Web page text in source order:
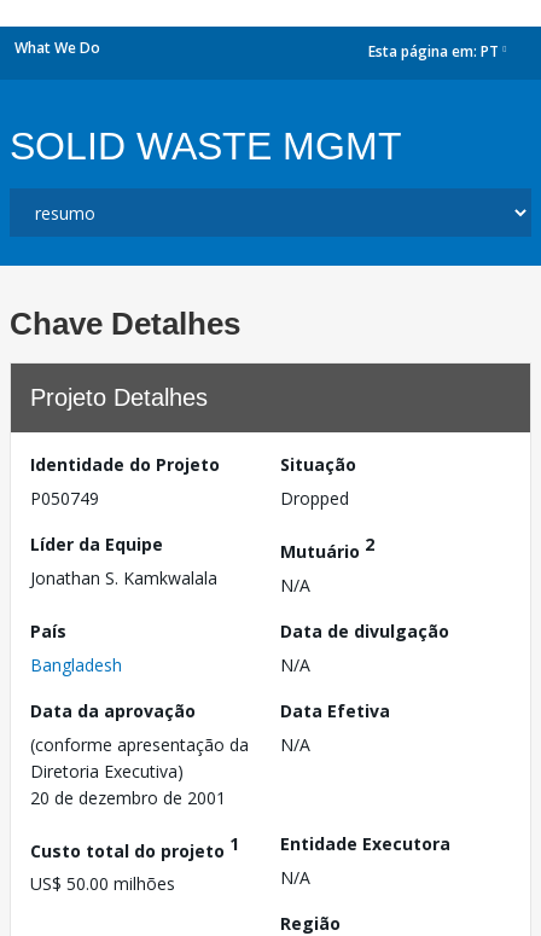
What We Do Esta página em: PT
SOLID WASTE MGMT
Chave Detalhes
Projeto Detalhes
Identidade do Projeto
P050749
Situação
Dropped
Líder da Equipe
Jonathan S. Kamkwalala
Mutuário 2
N/A
País
Bangladesh
Data de divulgação
N/A
Data da aprovação
(conforme apresentação da
Diretoria Executiva)
20 de dezembro de 2001
Data Efetiva
N/A
Custo total do projeto 1
US$ 50.00 milhões
Entidade Executora
N/A
Região